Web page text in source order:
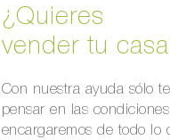
¿Quieres
vender tu
Con nuestra ayuda sólo
pensar en las
encargaremos de todo lo